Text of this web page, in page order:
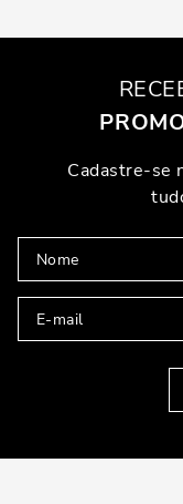
Cadastre-se